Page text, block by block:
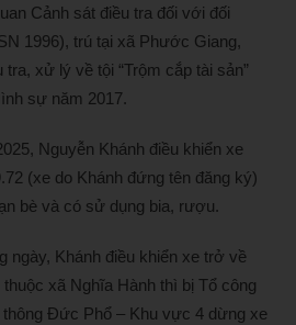
Cảnh sát điều tra đối với đối
1996), trú tại xã Phước Giang,
xử lý về tội “Trộm cắp tài sản”
sự năm 2017.
Nguyễn Khánh điều khiển xe
(xe do Khánh đứng tên đăng ký)
bè và có sử dụng bia, rượu.
ngày, Khánh điều khiển xe trở về
xã Nghĩa Hành thì bị Tổ công
thông Đức Phổ – Khu vực 4 dừng xe